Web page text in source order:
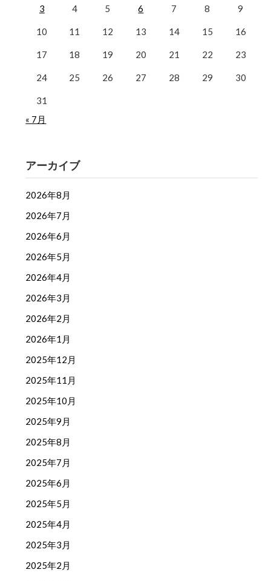
3 4 5 6 7 8 9
10 11 12 13 14 15 16
17 18 19 20 21 22 23
24 25 26 27 28 29 30
31
« 7月
アーカイブ
2026年8月
2026年7月
2026年6月
2026年5月
2026年4月
2026年3月
2026年2月
2026年1月
2025年12月
2025年11月
2025年10月
2025年9月
2025年8月
2025年7月
2025年6月
2025年5月
2025年4月
2025年3月
2025年2月